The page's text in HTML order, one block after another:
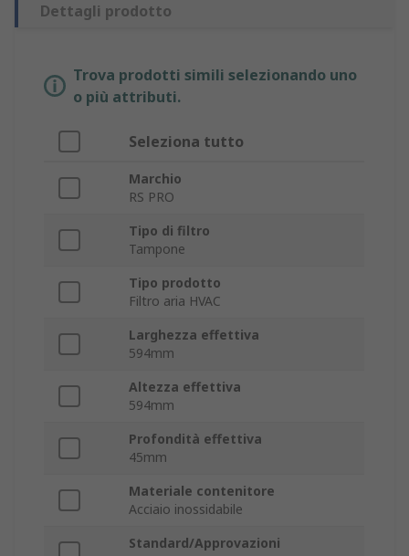
Dettagli prodotto
Trova prodotti simili selezionando uno
o più attributi.
Seleziona tutto
Marchio
RS PRO
Tipo di filtro
Tampone
Tipo prodotto
Filtro aria HVAC
Larghezza effettiva
594mm
Altezza effettiva
594mm
Profondità effettiva
45mm
Materiale contenitore
Acciaio inossidabile
Standard/Approvazioni